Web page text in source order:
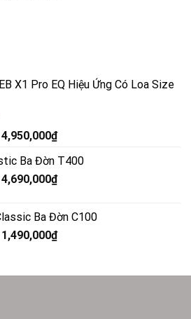
X1 Pro EQ Hiệu Ứng Có Loa Size
4,950,000₫
Ba Đờn T400
4,690,000₫
Ba Đờn C100
1,490,000₫